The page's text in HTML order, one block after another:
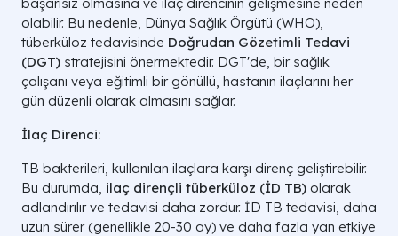
olabilir. Bu nedenle, Dünya Sağlık Örgütü (WHO),
tüberküloz tedavisinde Doğrudan Gözetimli Tedavi
(DGT) stratejisini önermektedir. DGT'de, bir sağlık
çalışanı veya eğitimli bir gönüllü, hastanın ilaçlarını her
gün düzenli olarak almasını sağlar.
İlaç Direnci:
TB bakterileri, kullanılan ilaçlara karşı direnç geliştirebilir.
Bu durumda, ilaç dirençli tüberküloz (İD TB) olarak
adlandırılır ve tedavisi daha zordur. İD TB tedavisi, daha
uzun sürer (genellikle 20-30 ay) ve daha fazla yan etkiye